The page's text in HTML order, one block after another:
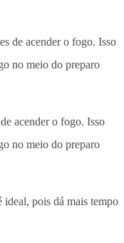
acender o fogo. Isso
no meio do preparo